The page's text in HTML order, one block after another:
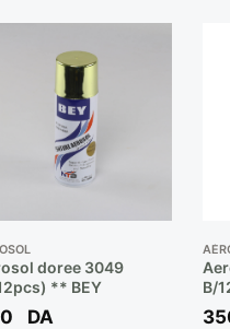
doree 3049
** BEY
DA
B/